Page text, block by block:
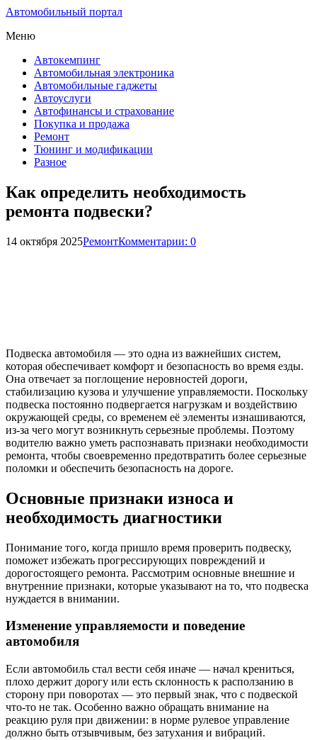
Автомобильный портал
Меню
Автокемпинг
Автомобильная электроника
Автомобильные гаджеты
Автоуслуги
Автофинансы и страхование
Покупка и продажа
Ремонт
Тюнинг и модификации
Разное
Как определить необходимость
ремонта подвески?
14 октября 2025РемонтКомментарии: 0
Подвеска автомобиля — это одна из важнейших систем,
которая обеспечивает комфорт и безопасность во время езды.
Она отвечает за поглощение неровностей дороги,
стабилизацию кузова и улучшение управляемости. Поскольку
подвеска постоянно подвергается нагрузкам и воздействию
окружающей среды, со временем её элементы изнашиваются,
из-за чего могут возникнуть серьезные проблемы. Поэтому
водителю важно уметь распознавать признаки необходимости
ремонта, чтобы своевременно предотвратить более серьезные
поломки и обеспечить безопасность на дороге.
Основные признаки износа и
необходимость диагностики
Понимание того, когда пришло время проверить подвеску,
поможет избежать прогрессирующих повреждений и
дорогостоящего ремонта. Рассмотрим основные внешние и
внутренние признаки, которые указывают на то, что подвеска
нуждается в внимании.
Изменение управляемости и поведение
автомобиля
Если автомобиль стал вести себя иначе — начал крениться,
плохо держит дорогу или есть склонность к расползанию в
сторону при поворотах — это первый знак, что с подвеской
что-то не так. Особенно важно обращать внимание на
реакцию руля при движении: в норме рулевое управление
должно быть отзывчивым, без затухания и вибраций.